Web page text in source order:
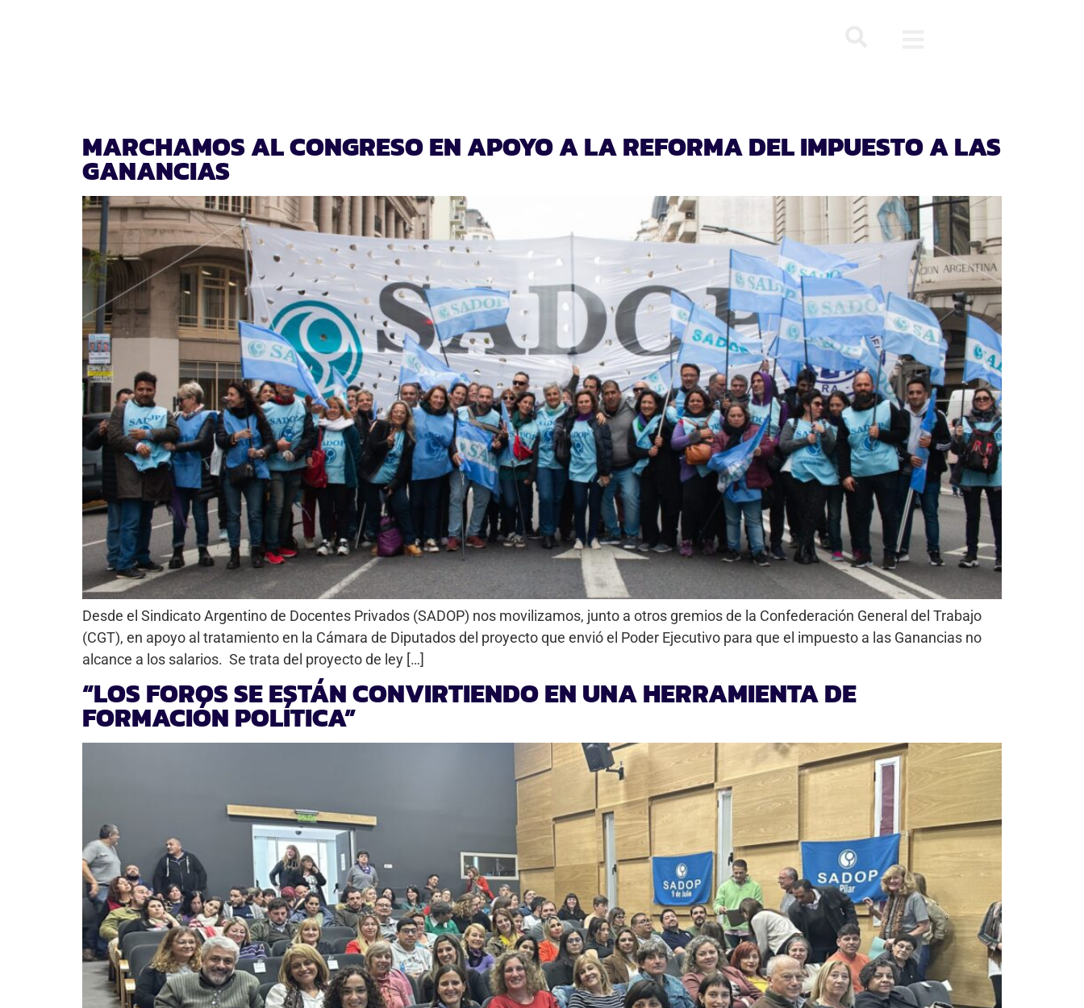
MARCHAMOS AL CONGRESO EN APOYO A LA REFORMA DEL IMPUESTO A LAS
GANANCIAS
Desde el Sindicato Argentino de Docentes Privados (SADOP) nos movilizamos, junto a otros gremios de la Confederación General del Trabajo
(CGT), en apoyo al tratamiento en la Cámara de Diputados del proyecto que envió el Poder Ejecutivo para que el impuesto a las Ganancias no
alcance a los salarios. Se trata del proyecto de ley […]
“LOS FOROS SE ESTÁN CONVIRTIENDO EN UNA HERRAMIENTA DE
FORMACIÓN POLÍTICA”